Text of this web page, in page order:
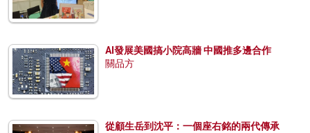
AI發展美國搞小院高牆 中國推多邊合作
關品方
從顧生岳到沈平：一個座右銘的兩代傳承